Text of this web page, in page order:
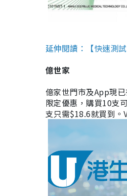
延伸閱讀：【快速測
億世家
億家世門市及App現
限定優惠，購買10支
支只需$18.6就買到。